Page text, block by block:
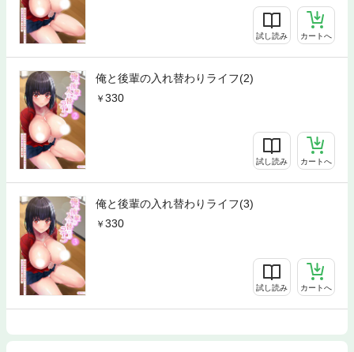
試し読み カートへ
俺と後輩の入れ替わりライフ(2)
330
試し読み カートへ
俺と後輩の入れ替わりライフ(3)
330
試し読み カートへ